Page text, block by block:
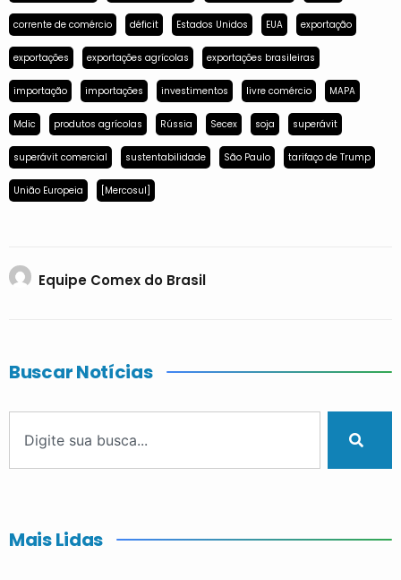
corrente de comércio déficit Estados Unidos EUA exportação
exportações exportações agrícolas exportações brasileiras
importação importações investimentos livre comércio MAPA
Mdic produtos agrícolas Rússia Secex soja superávit
superávit comercial sustentabilidade São Paulo tarifaço de Trump
União Europeia [Mercosul]
Equipe Comex do Brasil
Buscar Notícias
Mais Lidas